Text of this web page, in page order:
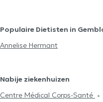
Populaire Dietisten in
Annelise Hermant
Nabije ziekenhuizen
Centre Médical Corps-Santé